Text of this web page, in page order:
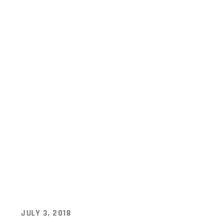
JULY 3, 2018